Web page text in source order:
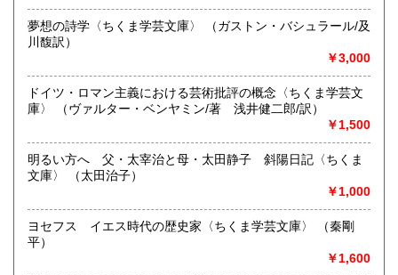
般（その他）
哲学・思想・洋書
夢想の詩学〈ちくま学芸文庫〉 （ガストン・バシュラール/及
川馥訳）
￥3,000
ドイツ・ロマン主義における芸術批評の概念〈ちくま学芸文
庫〉 （ヴァルター・ベンヤミン/著 浅井健二郎/訳）
￥1,500
明るい方へ 父・太宰治と母・太田静子 斜陽日記〈ちくま
文庫〉 （太田治子）
￥1,000
ヨセフス イエス時代の歴史家〈ちくま学芸文庫〉 （秦剛
平）
￥1,600